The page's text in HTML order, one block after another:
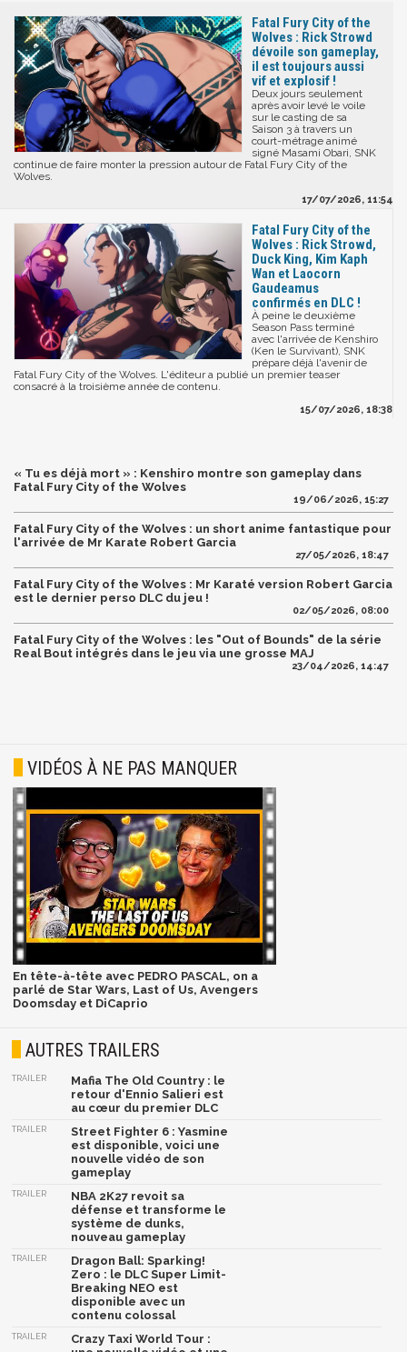
Fatal Fury City of the
Wolves : Rick Strowd
dévoile son gameplay,
il est toujours aussi
vif et explosif !
Deux jours seulement
après avoir levé le voile
sur le casting de sa
Saison 3 à travers un
court-métrage animé
signé Masami Obari, SNK
continue de faire monter la pression autour de Fatal Fury City of the
Wolves.
17/07/2026, 11:54
Fatal Fury City of the
Wolves : Rick Strowd,
Duck King, Kim Kaph
Wan et Laocorn
Gaudeamus
confirmés en DLC !
À peine le deuxième
Season Pass terminé
avec l'arrivée de Kenshiro
(Ken le Survivant), SNK
prépare déjà l'avenir de
Fatal Fury City of the Wolves. L'éditeur a publié un premier teaser
consacré à la troisième année de contenu.
15/07/2026, 18:38
« Tu es déjà mort » : Kenshiro montre son gameplay dans
Fatal Fury City of the Wolves
19/06/2026, 15:27
Fatal Fury City of the Wolves : un short anime fantastique pour
l'arrivée de Mr Karate Robert Garcia
27/05/2026, 18:47
Fatal Fury City of the Wolves : Mr Karaté version Robert Garcia
est le dernier perso DLC du jeu !
02/05/2026, 08:00
Fatal Fury City of the Wolves : les "Out of Bounds" de la série
Real Bout intégrés dans le jeu via une grosse MAJ
23/04/2026, 14:47
VIDÉOS À NE PAS MANQUER
En tête-à-tête avec PEDRO PASCAL, on a
parlé de Star Wars, Last of Us, Avengers
Doomsday et DiCaprio
AUTRES TRAILERS
TRAILER
Mafia The Old Country : le
retour d'Ennio Salieri est
au cœur du premier DLC
TRAILER
Street Fighter 6 : Yasmine
est disponible, voici une
nouvelle vidéo de son
gameplay
TRAILER
NBA 2K27 revoit sa
défense et transforme le
système de dunks,
nouveau gameplay
TRAILER
Dragon Ball: Sparking!
Zero : le DLC Super Limit-
Breaking NEO est
disponible avec un
contenu colossal
TRAILER
Crazy Taxi World Tour :